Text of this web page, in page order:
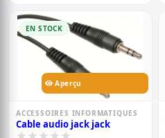
EN STOCK
Aperçu
ACCESSOIRES INFORMATIQUES
Cable audio jack jack